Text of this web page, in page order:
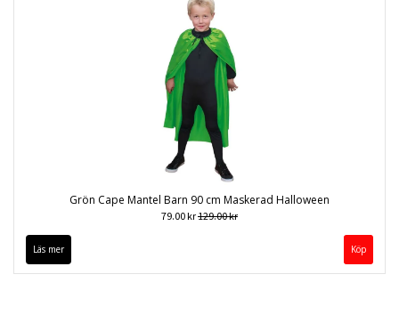
Grön Cape Mantel Barn 90 cm Maskerad Halloween
79.00 kr129.00 kr
Läs mer